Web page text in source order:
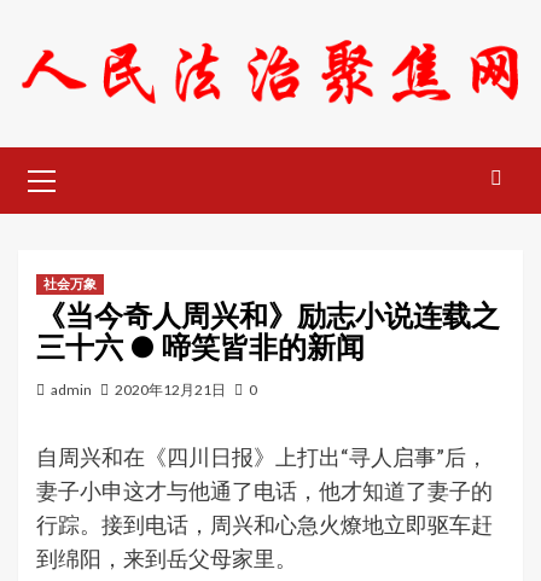
content
Menu
社会万象
《当今奇人周兴和》励志小说连载之
三十六 ● 啼笑皆非的新闻
admin 2020年12月21日 0
自周兴和在《四川日报》上打出“寻人启事”后，
妻子小申这才与他通了电话，他才知道了妻子的
行踪。接到电话，周兴和心急火燎地立即驱车赶
到绵阳，来到岳父母家里。